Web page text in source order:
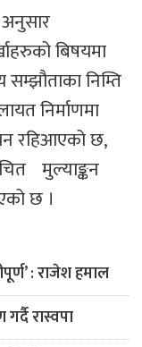
अनुसार
बिषयमा
निम्ति
निर्माणमा
रहिआएको छ,
मुल्याङ्कन
छ ।
: राजेश हमाल
रास्वपा